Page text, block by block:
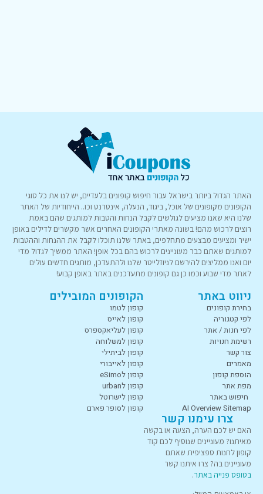
האתר הגדול ביותר בישראל עבור חיפוש קופונים בלעדיים, יש לנו את כל סוגי
הקופונים מקופונים של אוכל, ביגוד, הנעלה, אינטרנט וכו.. הייחודיות של האתר
שלנו היא שאנו מציעים לגולשים לקבל הנחות והטבות למותגים שהם באמת
רוצים לרכוש מהם! בשונה מאתרי הקופונים האחרים אשר מקשרים לדילים באופן
ישיר ומציעים מבצעים מתחלפים, באתר שלנו תוכלו לקבל את ההנחות וההטבות
למותגים שאתם כבר מעוניינים לרכוש בהם בכל אופן! האתר ממשיך לגדול מדי
יום ואנו ממליצים להירשם לניוזלייטר שלנו ולהתעדכן, מותגים חדשים עולים
לאתר מדי שבוע וכמו כן גם קופונים מתעדכנים באתר באופן קבוע!
ניווט באתר
בחירת קופונים
לפי קטגוריה
לפי חנות / אתר
רשימת חנויות
צור קשר
מאמרים
הוספת קופון
מפת אתר
חיפוש באתר
AI Overview Sitemap
הקופונים המובילים
קופון לטמו
קופון לאייס
קופון לעליאקספרס
קופון למשלוחה
קופון לביתילי
קופון לאייבורי
קופון לeSimo
קופון לurban
קופון לישרוטל
קופון לסופר פארם
צרו עימנו קשר
האם יש לכם הערה, הצעה או בקשה
מאיתנו? מעוניינים שנוסיף לכם קוד
קופון לחנות ספציפית שאתם
מעוניינים בה? צרו איתנו קשר
בטופס פנייה באתר.